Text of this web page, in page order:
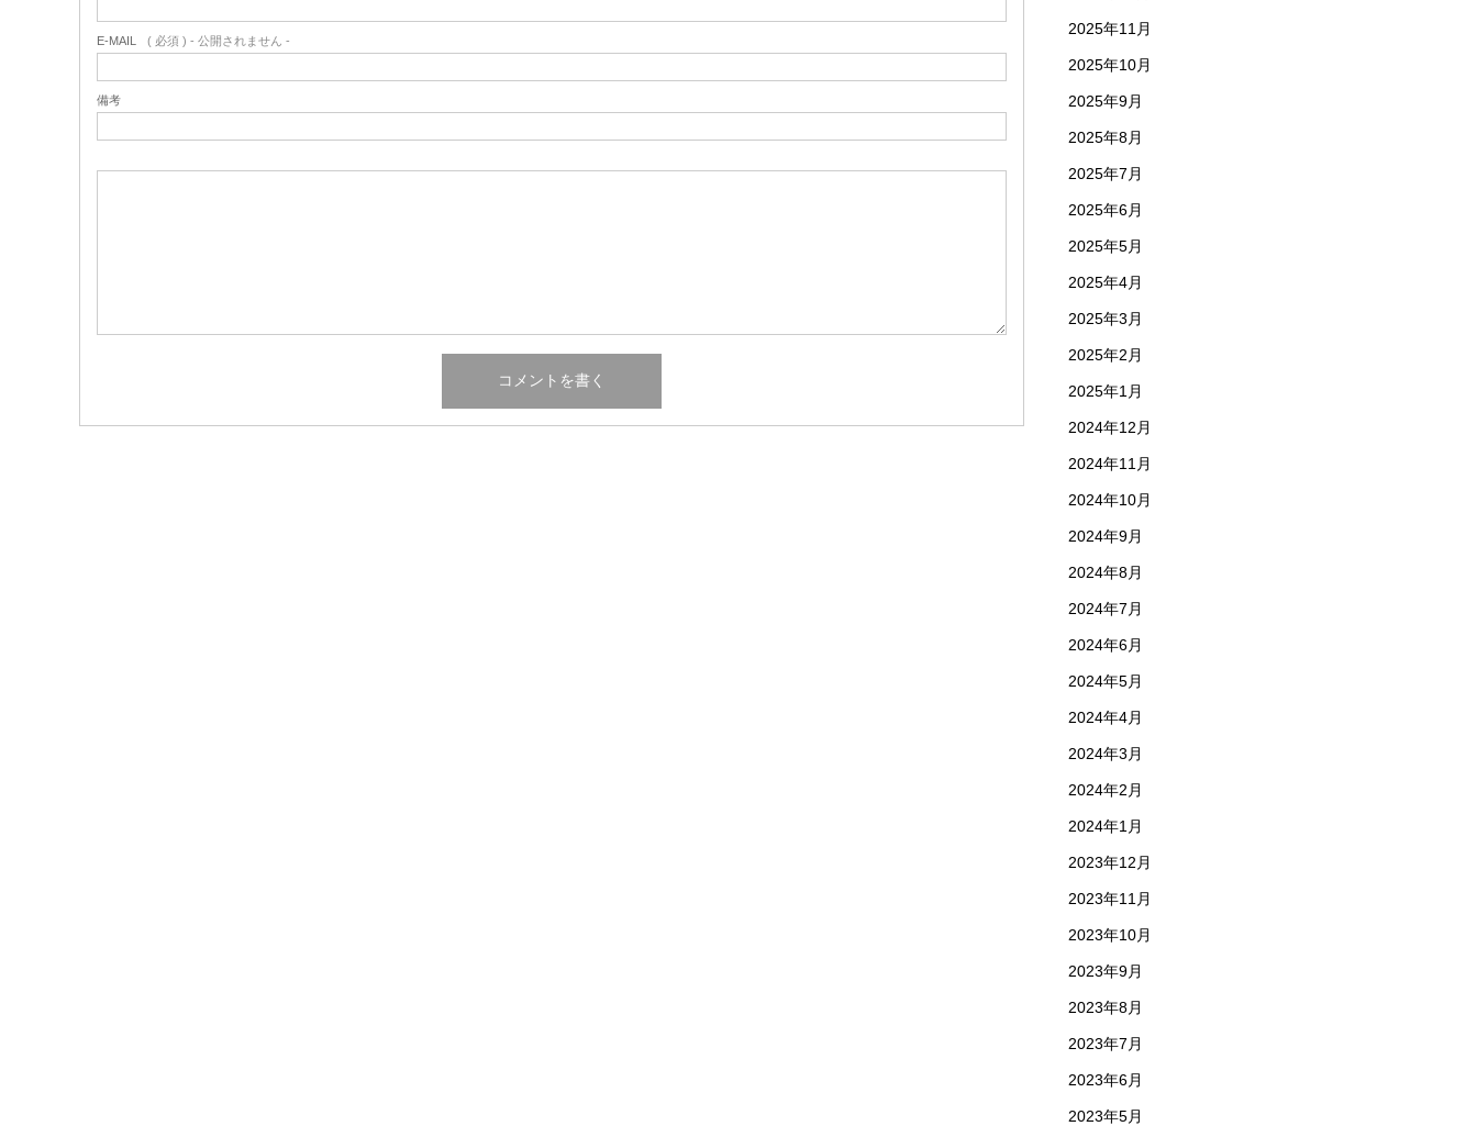
E-MAIL ( 必須 ) - 公開されません -
備考
2025年11月
2025年10月
2025年9月
2025年8月
2025年7月
2025年6月
2025年5月
2025年4月
2025年3月
2025年2月
2025年1月
2024年12月
2024年11月
2024年10月
2024年9月
2024年8月
2024年7月
2024年6月
2024年5月
2024年4月
2024年3月
2024年2月
2024年1月
2023年12月
2023年11月
2023年10月
2023年9月
2023年8月
2023年7月
2023年6月
2023年5月